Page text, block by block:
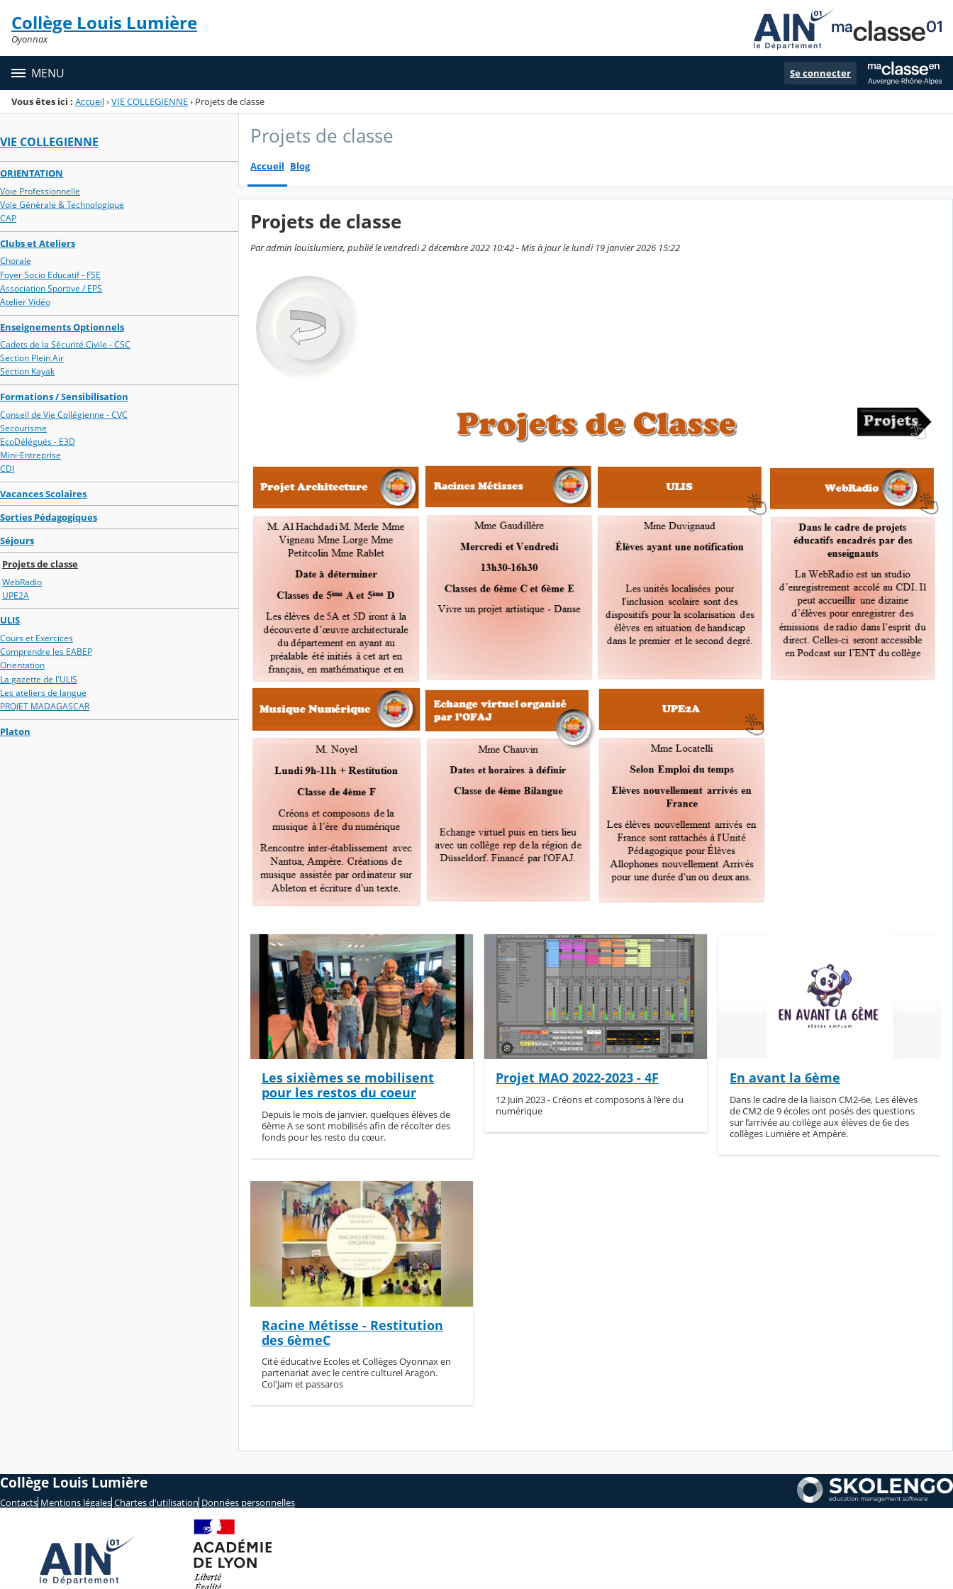
Menu de la rubrique
Contenu
Collège Louis Lumière
Oyonnax
MENU Se connecter
Vous êtes ici : Accueil›VIE COLLEGIENNE› Projets de classe
VIE COLLEGIENNE
ORIENTATION
Voie Professionnelle
Voie Générale & Technologique
CAP
Clubs et Ateliers
Chorale
Foyer Socio Educatif - FSE
Association Sportive / EPS
Atelier Vidéo
Enseignements Optionnels
Cadets de la Sécurité Civile - CSC
Section Plein Air
Section Kayak
Formations / Sensibilisation
Conseil de Vie Collégienne - CVC
Secourisme
EcoDélégués - E3D
Mini-Entreprise
CDI
Vacances Scolaires
Sorties Pédagogiques
Séjours
Projets de classe
WebRadio
UPE2A
ULIS
Cours et Exercices
Comprendre les EABEP
Orientation
La gazette de l'ULIS
Les ateliers de langue
PROJET MADAGASCAR
Platon
Projets de classe
Accueil Blog
Projets de classe
Par admin louislumiere, publié le vendredi 2 décembre 2022 10:42 - Mis à jour le lundi 19 janvier 2026 15:22
Les sixièmes se mobilisent
pour les restos du coeur
Depuis le mois de janvier, quelques élèves de
6ème A se sont mobilisés afin de récolter des
fonds pour les resto du cœur.
Projet MAO 2022-2023 - 4F
12 Juin 2023 - Créons et composons à l’ère du
numérique
En avant la 6ème
Dans le cadre de la liaison CM2-6e, Les élèves
de CM2 de 9 écoles ont posés des questions
sur l’arrivée au collège aux élèves de 6e des
collèges Lumière et Ampère.
Racine Métisse - Restitution
des 6èmeC
Cité éducative Ecoles et Collèges Oyonnax en
partenariat avec le centre culturel Aragon.
Col'Jam et passaros
Collège Louis Lumière
Contacts Mentions légales Chartes d'utilisation Données personnelles